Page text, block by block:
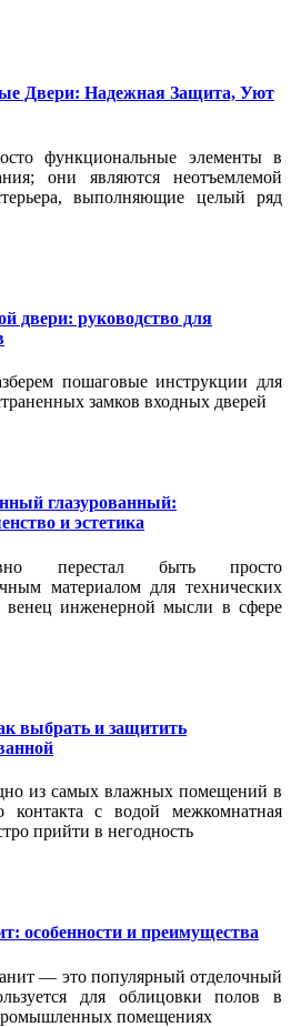
Двери: Надежная Защита, Уют
функциональные элементы в
они являются неотъемлемой
выполняющие целый ряд
двери: руководство для
пошаговые инструкции для
замков входных дверей
глазурованный:
и эстетика
перестал быть просто
материалом для технических
венец инженерной мысли в сфере
выбрать и защитить
из самых влажных помещений в
контакта с водой межкомнатная
прийти в негодность
особенности и преимущества
— это популярный отделочный
для облицовки полов в
помещениях